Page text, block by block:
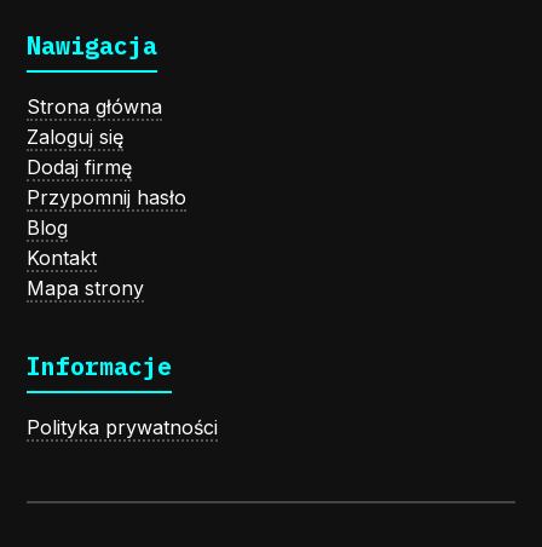
Nawigacja
Strona główna
Zaloguj się
Dodaj firmę
Przypomnij hasło
Blog
Kontakt
Mapa strony
Informacje
Polityka prywatności